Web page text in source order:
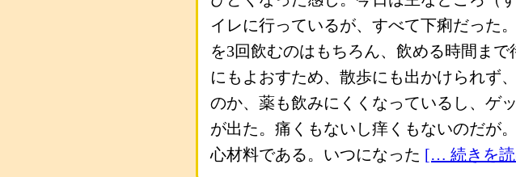
イレに行っているが、すべて下痢だった
を3回飲むのはもちろん、飲める時間ま
にもよおすため、散歩にも出かけられず
のか、薬も飲みにくくなっているし、ゲ
が出た。痛くもないし痒くもないのだが
心材料である。いつになった [… 続きを